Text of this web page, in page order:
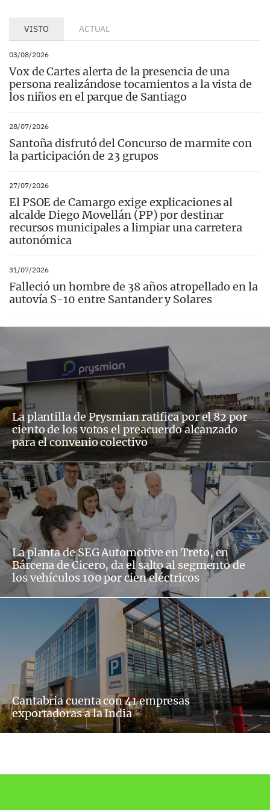
VISTO ACTUAL
03/08/2026
Vox de Cartes alerta de la presencia de una
persona realizándose tocamientos a la vista de
los niños en el parque de Santiago
28/07/2026
Santoña disfrutó del Concurso de marmite con
la participación de 23 grupos
27/07/2026
El PSOE de Camargo exige explicaciones al
alcalde Diego Movellán (PP) por destinar
recursos municipales a limpiar una carretera
autonómica
31/07/2026
Falleció un hombre de 38 años atropellado en la
autovía S-10 entre Santander y Solares
La plantilla de Prysmian ratifica por el 82 por
ciento de los votos el preacuerdo alcanzado
para el convenio colectivo
La planta de SEG Automotive en Treto, en
Bárcena de Cicero, da el salto al segmento de
los vehículos 100 por cien eléctricos
Cantabria cuenta con 41 empresas
exportadoras a la India